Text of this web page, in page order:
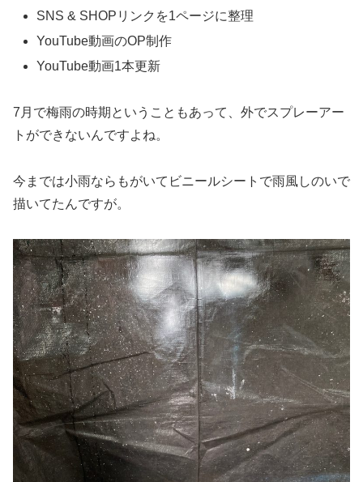
SNS & SHOPリンクを1ページに整理
YouTube動画のOP制作
YouTube動画1本更新
7月で梅雨の時期ということもあって、外でスプレーアー
トができないんですよね。
今までは小雨ならもがいてビニールシートで雨風しのいで
描いてたんですが。